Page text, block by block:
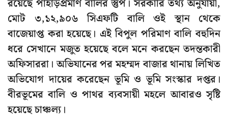
রয়েছে পাহাড়প্রমাণ বালির স্তুপ। সরকারি তথ্য অনুযায়ী,
মোট ৩,১২,৯০৬ সিএফটি বালি ওই স্থান থেকে
বাজেয়াপ্ত করা হয়েছে। এই বিপুল পরিমাণ বালি বহুদিন
ধরে সেখানে মজুত হয়েছে বলে মনে করছেন তদন্তকারী
অফিসাররা। অভিযানের পর মহম্মদ বাজার থানায় লিখিত
অভিযোগ দায়ের করেছেন ভূমি ও ভূমি সংস্কার দপ্তর।
বীরভূমের বালি ও পাথর ব্যবসায়ী মহলে আবারও সৃষ্টি
হয়েছে চাঞ্চল্য।